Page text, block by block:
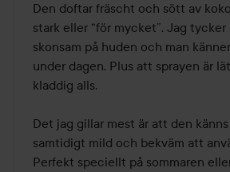
Den doftar fräscht och sött av
stark eller “för mycket”. Jag
skonsam på huden och man
under dagen. Plus att sprayen är
kladdig alls.
Det jag gillar mest är att den
samtidigt mild och bekväm att
Perfekt speciellt på sommaren